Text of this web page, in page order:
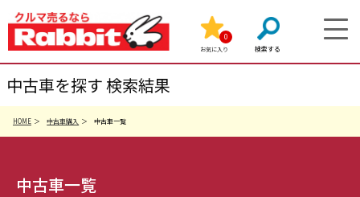
お気に入り
0
中古車を探す 検索結果
HOME 中古車購入 中古車一覧
中古車一覧